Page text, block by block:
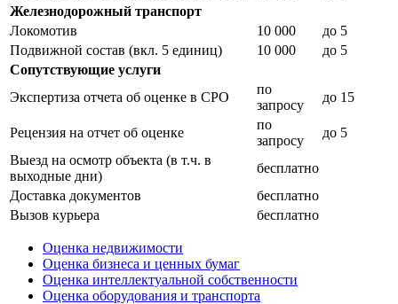
Железнодорожный транспорт
Локомотив
10 000
до 5
Подвижной состав (вкл. 5 единиц)
10 000
до 5
Сопутствующие услуги
Экспертиза отчета об оценке в СРО
по
запросу
до 15
Рецензия на отчет об оценке
по
запросу
до 5
Выезд на осмотр объекта (в т.ч. в
выходные дни)
бесплатно
Доставка документов
бесплатно
Вызов курьера
бесплатно
Оценка недвижимости
Оценка бизнеса и ценных бумаг
Оценка интеллектуальной собственности
Оценка оборудования и транспорта